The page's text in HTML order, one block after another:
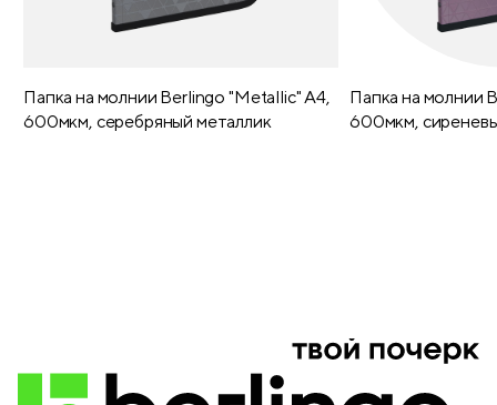
Папка на молнии Berlingo "Metallic" А4,
600мкм, серебряный металлик
Папка на молнии
600мкм,